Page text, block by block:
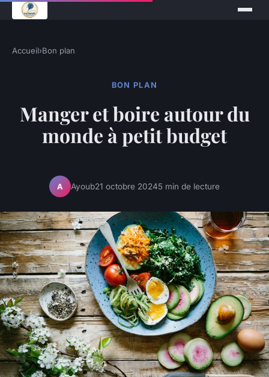
Accueil›Bon plan
BON PLAN
Manger et boire autour du
monde à petit budget
A Ayoub21 octobre 20245 min de lecture